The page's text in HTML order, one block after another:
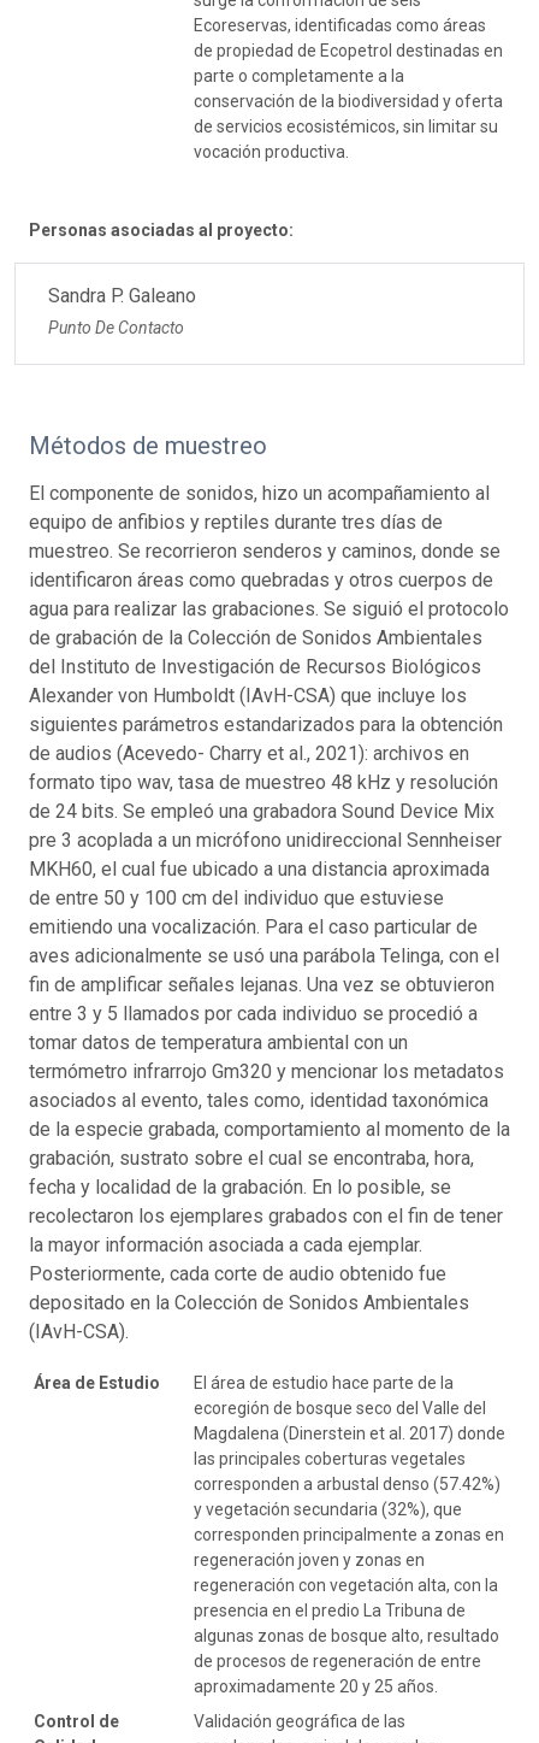
Ecoreservas, identificadas como áreas
de propiedad de Ecopetrol destinadas en
parte o completamente a la
conservación de la biodiversidad y oferta
de servicios ecosistémicos, sin limitar su
vocación productiva.
Personas asociadas al proyecto:
Sandra P. Galeano
Punto De Contacto
Métodos de muestreo
El componente de sonidos, hizo un acompañamiento al
equipo de anfibios y reptiles durante tres días de
muestreo. Se recorrieron senderos y caminos, donde se
identificaron áreas como quebradas y otros cuerpos de
agua para realizar las grabaciones. Se siguió el protocolo
de grabación de la Colección de Sonidos Ambientales
del Instituto de Investigación de Recursos Biológicos
Alexander von Humboldt (IAvH-CSA) que incluye los
siguientes parámetros estandarizados para la obtención
de audios (Acevedo- Charry et al., 2021): archivos en
formato tipo wav, tasa de muestreo 48 kHz y resolución
de 24 bits. Se empleó una grabadora Sound Device Mix
pre 3 acoplada a un micrófono unidireccional Sennheiser
MKH60, el cual fue ubicado a una distancia aproximada
de entre 50 y 100 cm del individuo que estuviese
emitiendo una vocalización. Para el caso particular de
aves adicionalmente se usó una parábola Telinga, con el
fin de amplificar señales lejanas. Una vez se obtuvieron
entre 3 y 5 llamados por cada individuo se procedió a
tomar datos de temperatura ambiental con un
termómetro infrarrojo Gm320 y mencionar los metadatos
asociados al evento, tales como, identidad taxonómica
de la especie grabada, comportamiento al momento de la
grabación, sustrato sobre el cual se encontraba, hora,
fecha y localidad de la grabación. En lo posible, se
recolectaron los ejemplares grabados con el fin de tener
la mayor información asociada a cada ejemplar.
Posteriormente, cada corte de audio obtenido fue
depositado en la Colección de Sonidos Ambientales
(IAvH-CSA).
Área de Estudio
El área de estudio hace parte de la
ecoregión de bosque seco del Valle del
Magdalena (Dinerstein et al. 2017) donde
las principales coberturas vegetales
corresponden a arbustal denso (57.42%)
y vegetación secundaria (32%), que
corresponden principalmente a zonas en
regeneración joven y zonas en
regeneración con vegetación alta, con la
presencia en el predio La Tribuna de
algunas zonas de bosque alto, resultado
de procesos de regeneración de entre
aproximadamente 20 y 25 años.
Control de
Validación geográfica de las